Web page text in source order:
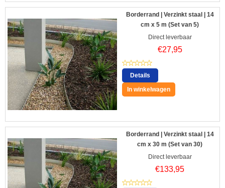
Borderrand | Verzinkt staal | 14
cm x 5 m (Set van 5)
Direct leverbaar
€27,95
Details
In winkelwagen
Borderrand | Verzinkt staal | 14
cm x 30 m (Set van 30)
Direct leverbaar
€133,95